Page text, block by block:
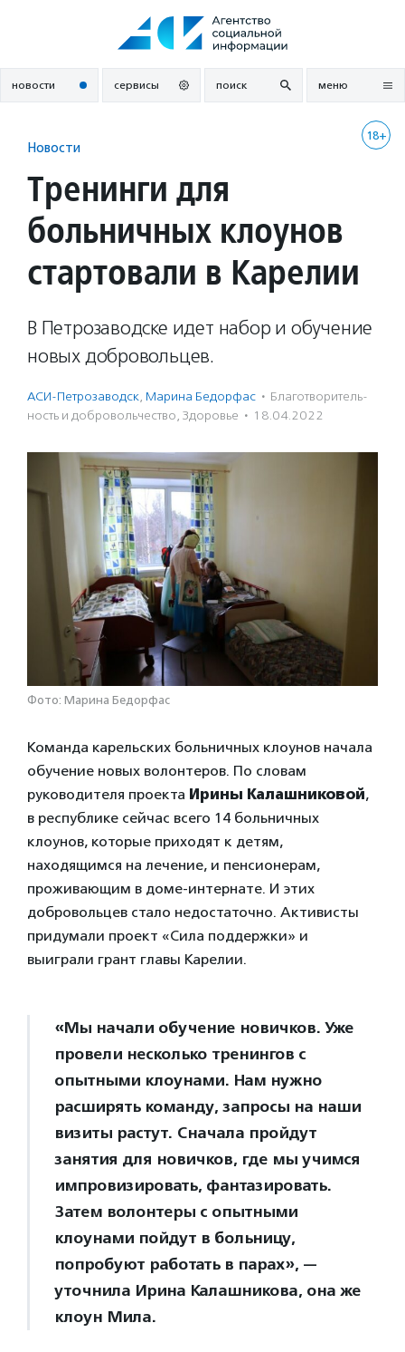
новости сервисы поиск меню
18+
Новости
Тренинги для
больничных клоунов
стартовали в Карелии
В Петрозаводске идет набор и обучение
новых добровольцев.
АСИ-Петрозаводск, Марина Бедорфас · Благотвори­тель­
ность и доброволь­чест­во, Здоровье · 18.04.2022
Фото: Марина Бедорфас
Команда карельских больничных клоунов начала
обучение новых волонтеров. По словам
руководителя проекта Ирины Калашниковой,
в республике сейчас всего 14 больничных
клоунов, которые приходят к детям,
находящимся на лечение, и пенсионерам,
проживающим в доме-интернате. И этих
добровольцев стало недостаточно. Активисты
придумали проект «Сила поддержки» и
выиграли грант главы Карелии.
«Мы начали обучение новичков. Уже
провели несколько тренингов с
опытными клоунами. Нам нужно
расширять команду, запросы на наши
визиты растут. Сначала пройдут
занятия для новичков, где мы учимся
импровизировать, фантазировать.
Затем волонтеры с опытными
клоунами пойдут в больницу,
попробуют работать в парах», —
уточнила Ирина Калашникова, она же
клоун Мила.